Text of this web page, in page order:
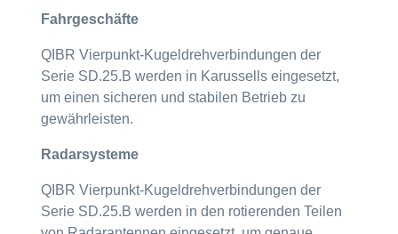
Fahrgeschäfte
QIBR Vierpunkt-Kugeldrehverbindungen der
Serie SD.25.B werden in Karussells eingesetzt,
um einen sicheren und stabilen Betrieb zu
gewährleisten.
Radarsysteme
QIBR Vierpunkt-Kugeldrehverbindungen der
Serie SD.25.B werden in den rotierenden Teilen